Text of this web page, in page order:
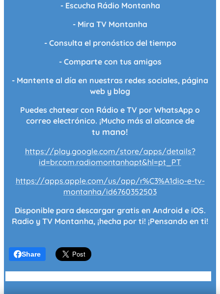
- Escucha Rádio Montanha
- Mira TV Montanha
- Consulta el pronóstico del tiempo
- Comparte con tus amigos
- Mantente al día en nuestras redes sociales, página
web y blog
Puedes chatear con Rádio e TV por WhatsApp o
correo electrónico. ¡Mucho más al alcance de
tu mano!
https://play.google.com/store/apps/details?
id=br.com.radiomontanhapt&hl=pt_PT
https://apps.apple.com/us/app/r%C3%A1dio-e-tv-
montanha/id6760352503
Disponible para descargar gratis en Android e iOS.
Radio y TV Montanha, ¡hecha por ti! ¡Pensando en ti!
Share